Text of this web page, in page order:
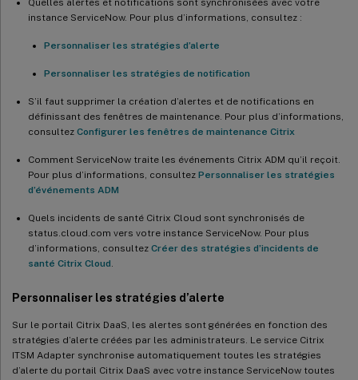
instance ServiceNow. Pour plus d’informations, consultez :
Personnaliser les stratégies d’alerte
Personnaliser les stratégies de notification
S’il faut supprimer la création d’alertes et de notifications en
définissant des fenêtres de maintenance. Pour plus d’informations,
consultez Configurer les fenêtres de maintenance Citrix
Comment ServiceNow traite les événements Citrix ADM qu’il reçoit.
Pour plus d’informations, consultez Personnaliser les stratégies
d’événements ADM
Quels incidents de santé Citrix Cloud sont synchronisés de
status.cloud.com vers votre instance ServiceNow. Pour plus
d’informations, consultez Créer des stratégies d’incidents de
santé Citrix Cloud
Personnaliser les stratégies d’alerte
Sur le portail Citrix DaaS, les alertes sont générées en fonction des
stratégies d’alerte créées par les administrateurs. Le service Citrix
ITSM Adapter synchronise automatiquement toutes les stratégies
d’alerte du portail Citrix DaaS avec votre instance ServiceNow toutes